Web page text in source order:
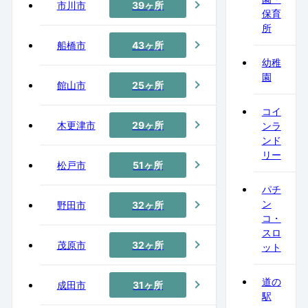
市川市 39ヶ所
船橋市 43ヶ所
館山市 25ヶ所
木更津市 29ヶ所
松戸市 51ヶ所
野田市 32ヶ所
茂原市 32ヶ所
成田市 31ヶ所
保育
所
幼稚
園
コイ
ンラ
ンド
リー
パチ
ン
コ・
スロ
ット
道の
駅